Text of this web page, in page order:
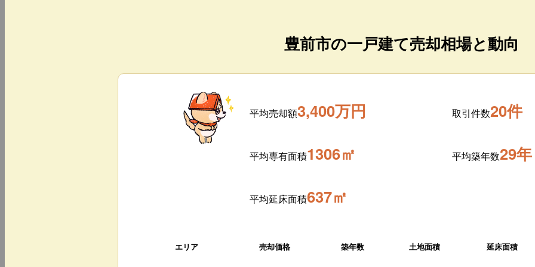
豊前市の一戸建て売却相場と動向
平均売却額3,400万円 取引件数20件
平均専有面積1306㎡ 平均築年数29年
平均延床面積637㎡
エリア 売却価格 築年数 土地面積 延床面積